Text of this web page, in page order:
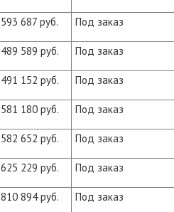
593 687 руб. Под заказ
489 589 руб. Под заказ
491 152 руб. Под заказ
581 180 руб. Под заказ
582 652 руб. Под заказ
625 229 руб. Под заказ
810 894 руб. Под заказ